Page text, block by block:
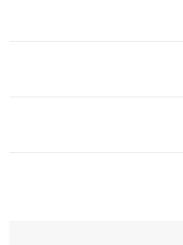
الهندسية التي ارتبطت
الشام ومصر خاصة، حيث يحرص
في الواجهات